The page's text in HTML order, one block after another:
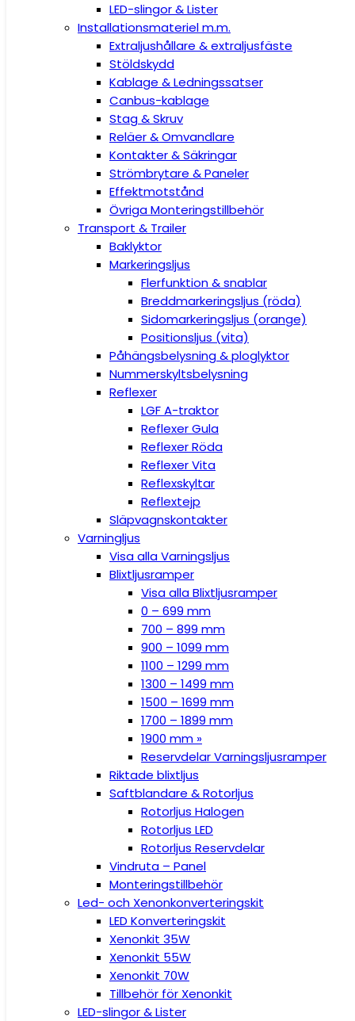
LED-slingor & Lister
Installationsmateriel m.m.
Extraljushållare & extraljusfäste
Stöldskydd
Kablage & Ledningssatser
Canbus-kablage
Stag & Skruv
Reläer & Omvandlare
Kontakter & Säkringar
Strömbrytare & Paneler
Effektmotstånd
Övriga Monteringstillbehör
Transport & Trailer
Baklyktor
Markeringsljus
Flerfunktion & snablar
Breddmarkeringsljus (röda)
Sidomarkeringsljus (orange)
Positionsljus (vita)
Påhängsbelysning & ploglyktor
Nummerskyltsbelysning
Reflexer
LGF A-traktor
Reflexer Gula
Reflexer Röda
Reflexer Vita
Reflexskyltar
Reflextejp
Släpvagnskontakter
Varningljus
Visa alla Varningsljus
Blixtljusramper
Visa alla Blixtljusramper
0 – 699 mm
700 – 899 mm
900 – 1099 mm
1100 – 1299 mm
1300 – 1499 mm
1500 – 1699 mm
1700 – 1899 mm
1900 mm »
Reservdelar Varningsljusramper
Riktade blixtljus
Saftblandare & Rotorljus
Rotorljus Halogen
Rotorljus LED
Rotorljus Reservdelar
Vindruta – Panel
Monteringstillbehör
Led- och Xenonkonverteringskit
LED Konverteringskit
Xenonkit 35W
Xenonkit 55W
Xenonkit 70W
Tillbehör för Xenonkit
LED-slingor & Lister